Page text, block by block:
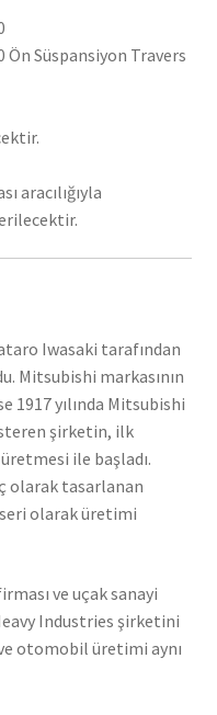
Süspansiyon Travers
aracılığıyla
Iwasaki tarafından
Mitsubishi markasının
yılında Mitsubishi
şirketin, ilk
ile başladı.
olarak tasarlanan
olarak üretimi
ve uçak sanayi
Industries şirketini
otomobil üretimi aynı